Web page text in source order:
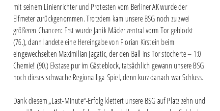
mit seinem Linienrichter und Protesten vom Berliner AK wurde der
Elfmeter zurückgenommen. Trotzdem kam unsere BSG noch zu zwei
größeren Chancen: Erst wurde Janik Mäder zentral vorm Tor geblockt
(76.), dann landete eine Hereingabe von Florian Kirstein beim
eingewechselten Maximilian Jagatic, der den Ball ins Tor stocherte – 1:0
Chemie! (90.) Ekstase pur im Gästeblock, tatsächlich gewann unsere BSG
noch dieses schwache Regionalliga-Spiel, denn kurz danach war Schluss.
Dank diesem „Last-Minute“-Erfolg klettert unsere BSG auf Platz zehn und